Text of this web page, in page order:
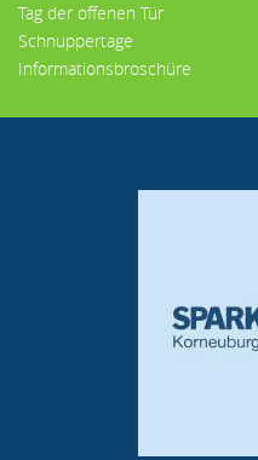
Tag der offenen Tür
Schnuppertage
Informationsbroschüre